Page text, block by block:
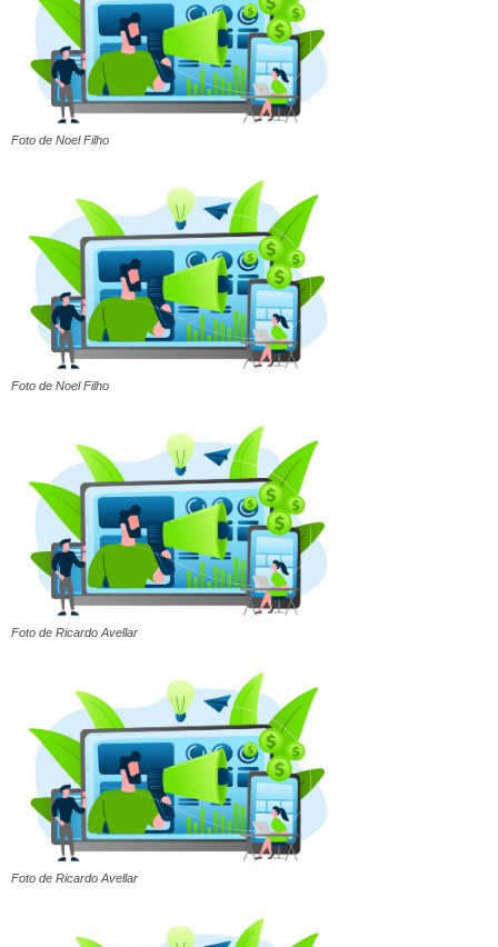
Foto de Noel Filho
Foto de Noel Filho
Foto de Ricardo Avellar
Foto de Ricardo Avellar